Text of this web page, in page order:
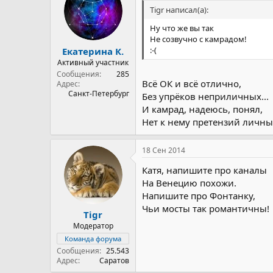
Екатерина К.
Активный участник
Сообщения
285
Адрес
Санкт-Петербург
Tigr написал(а):
Ну что же вы так
Не созвучно с камрадом!
:-(
Всё ОК и всё отлично,
Без упрёков неприличных...
И камрад, надеюсь, понял,
Нет к нему претензий
Tigr
Модератор
Команда форума
Сообщения
25.543
Адрес
Саратов
18 Сен 2014
Катя, напишите про каналы
На Венецию похожи.
Напишите про Фонтанку,
Чьи мосты так романтичны!